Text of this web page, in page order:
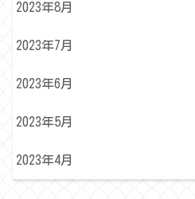
2023年8月
2023年7月
2023年6月
2023年5月
2023年4月